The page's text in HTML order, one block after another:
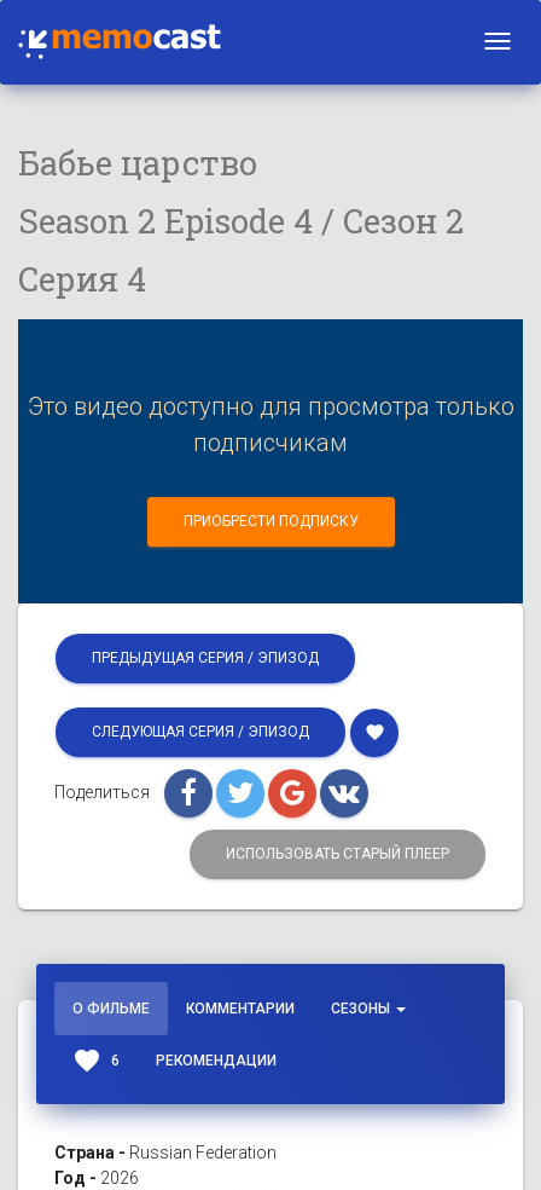
Бабье царство
Season 2 Episode 4 / Сезон 2
Серия 4
Это видео доступно для просмотра только
подписчикам
ПРИОБРЕСТИ ПОДПИСКУ
ПРЕДЫДУЩАЯ СЕРИЯ / ЭПИЗОД
СЛЕДУЮЩАЯ СЕРИЯ / ЭПИЗОД favorite
Поделиться
ИСПОЛЬЗОВАТЬ СТАРЫЙ ПЛЕЕР
О ФИЛЬМЕ КОММЕНТАРИИ СЕЗОНЫ
favorite 6 РЕКОМЕНДАЦИИ
Страна - Russian Federation
Год - 2026